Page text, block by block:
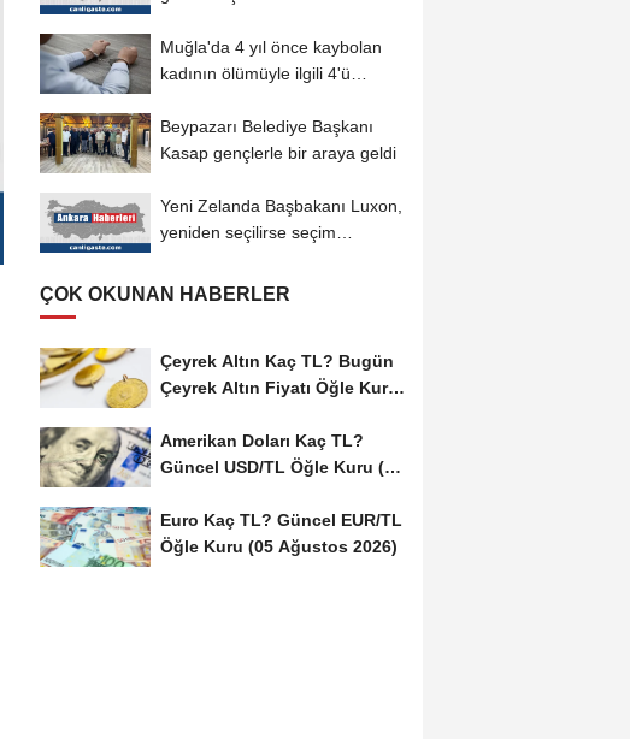
Muğla'da 4 yıl önce kaybolan
kadının ölümüyle ilgili 4'ü
Beypazarı Belediye Başkanı
Kasap gençlerle bir araya geldi
Yeni Zelanda Başbakanı Luxon,
yeniden seçilirse seçim
ÇOK OKUNAN HABERLER
Çeyrek Altın Kaç TL? Bugün
Çeyrek Altın Fiyatı Öğle Kuru
Amerikan Doları Kaç TL?
Güncel USD/TL Öğle Kuru (05
Euro Kaç TL? Güncel EUR/TL
Öğle Kuru (05 Ağustos 2026)